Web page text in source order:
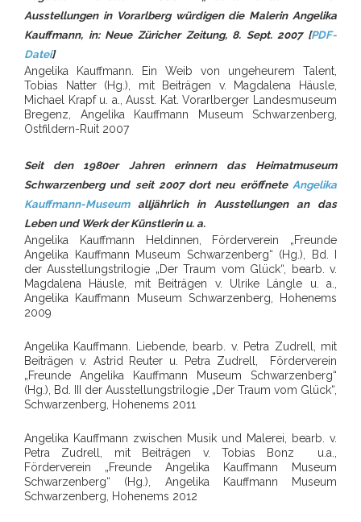
Ausstellungen in Vorarlberg würdigen die Malerin Angelika
Kauffmann, in: Neue Züricher Zeitung, 8. Sept. 2007 [PDF-
Datei]
Angelika Kauffmann. Ein Weib von ungeheurem Talent,
Tobias Natter (Hg.), mit Beiträgen v. Magdalena Häusle,
Michael Krapf u. a., Ausst. Kat. Vorarlberger Landesmuseum
Bregenz, Angelika Kauffmann Museum Schwarzenberg,
Ostfildern-Ruit 2007
Seit den 1980er Jahren erinnern das Heimatmuseum
Schwarzenberg und seit 2007 dort neu eröffnete Angelika
Kauffmann-Museumalljährlich in Ausstellungen an das
Leben und Werk der Künstlerin u. a.
Angelika Kauffmann Heldinnen, Förderverein „Freunde
Angelika Kauffmann Museum Schwarzenberg“ (Hg.), Bd. I
der Ausstellungstrilogie „Der Traum vom Glück“, bearb. v.
Magdalena Häusle, mit Beiträgen v. Ulrike Längle u. a.,
Angelika Kauffmann Museum Schwarzenberg, Hohenems
2009
Angelika Kauffmann. Liebende, bearb. v. Petra Zudrell, mit
Beiträgen v. Astrid Reuter u. Petra Zudrell, Förderverein
„Freunde Angelika Kauffmann Museum Schwarzenberg“
(Hg.), Bd. III der Ausstellungstrilogie „Der Traum vom Glück“,
Schwarzenberg, Hohenems 2011
Angelika Kauffmann zwischen Musik und Malerei, bearb. v.
Petra Zudrell, mit Beiträgen v. Tobias Bonz u.a.,
Förderverein „Freunde Angelika Kauffmann Museum
Schwarzenberg“ (Hg.), Angelika Kauffmann Museum
Schwarzenberg, Hohenems 2012